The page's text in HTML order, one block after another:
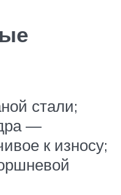
стали;
—
к износу;